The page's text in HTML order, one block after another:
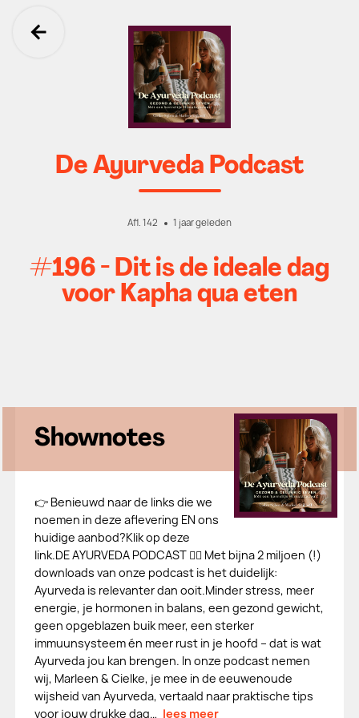
Ga terug
De Ayurveda Podcast
Afl. 142 1 jaar geleden
#196 - Dit is de ideale dag
voor Kapha qua eten
Shownotes
👉 Benieuwd naar de links die we
noemen in deze aflevering EN ons
huidige aanbod?Klik op deze
link.DE AYURVEDA PODCAST 👉🏻 Met bijna 2 miljoen (!)
downloads van onze podcast is het duidelijk:
Ayurveda is relevanter dan ooit.Minder stress, meer
energie, je hormonen in balans, een gezond gewicht,
geen opgeblazen buik meer, een sterker
immuunsysteem én meer rust in je hoofd – dat is wat
Ayurveda jou kan brengen. In onze podcast nemen
wij, Marleen & Cielke, je mee in de eeuwenoude
wijsheid van Ayurveda, vertaald naar praktische tips
voor jouw drukke dag… lees meer